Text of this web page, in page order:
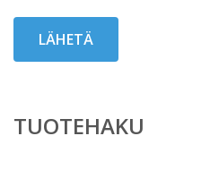
TUOTEHAKU